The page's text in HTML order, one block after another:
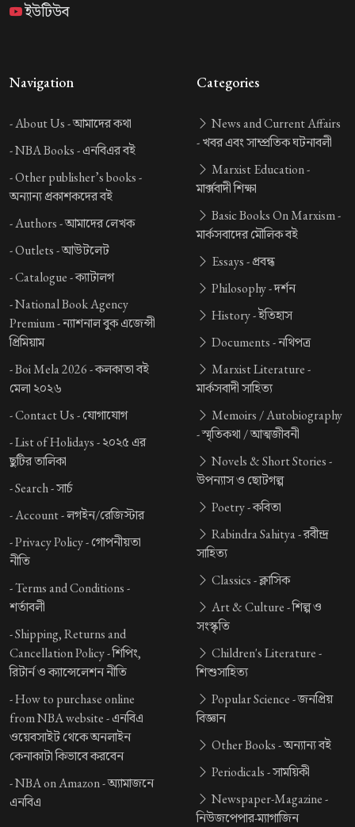
ইউটিউব
Navigation
-About Us -আমাদের কথা
-NBA Books -এনবিএর বই
-Other publisher’s books -
অন্যান্য প্রকাশকদের বই
-Authors -আমাদের লেখক
-Outlets -আউটলেট
-Catalogue -ক্যাটালগ
-National Book Agency
Premium -ন্যাশনাল বুক এজেন্সী
প্রিমিয়াম
-Boi Mela 2026 -কলকাতা বই
মেলা ২০২৬
-Contact Us -যোগাযোগ
-List of Holidays -২০২৫ এর
ছুটির তালিকা
-Search -সার্চ
-Account -লগইন/রেজিস্টার
-Privacy Policy -গোপনীয়তা
নীতি
-Terms and Conditions -
শর্তাবলী
-Shipping, Returns and
Cancellation Policy -শিপিং,
রিটার্ন ও ক্যান্সেলেশন নীতি
-How to purchase online
from NBA website -এনবিএ
ওয়েবসাইট থেকে অনলাইন
কেনাকাটা কিভাবে করবেন
-NBA on Amazon -অ্যামাজনে
এনবিএ
Categories
News and Current Affairs
-খবর এবং সাম্প্রতিক ঘটনাবলী
Marxist Education -
মার্ক্সবাদী শিক্ষা
Basic Books On Marxism -
মার্কসবাদের মৌলিক বই
Essays -প্রবন্ধ
Philosophy -দর্শন
History -ইতিহাস
Documents -নথিপত্র
Marxist Literature -
মার্কসবাদী সাহিত্য
Memoirs / Autobiography
-স্মৃতিকথা / আত্মজীবনী
Novels & Short Stories -
উপন্যাস ও ছোটগল্প
Poetry -কবিতা
Rabindra Sahitya -রবীন্দ্র
সাহিত্য
Classics -ক্লাসিক
Art & Culture -শিল্প ও
সংস্কৃতি
Children's Literature -
শিশুসাহিত্য
Popular Science -জনপ্রিয়
বিজ্ঞান
Other Books -অন্যান্য বই
Periodicals -সাময়িকী
Newspaper-Magazine -
নিউজপেপার-ম্যাগাজিন